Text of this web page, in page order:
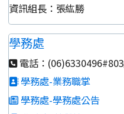
資訊組長：張紘勝
學務處
電話：(06)6330496#803
學務處-業務職掌
學務處-學務處公告